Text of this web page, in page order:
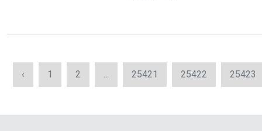
‹ 1 2 ... 25421 25422 25423